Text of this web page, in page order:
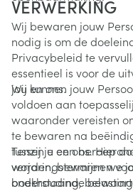
VERWERKING
Wij bewaren jouw
nodig is om de
Privacybeleid te
essentieel is voor de
jou en ons.
Wij kunnen jouw
voldoen aan
waaronder vereisten
te bewaren na
tussen u en ons.
verjaringstermijnen
boekhouding,
Tenzij je een beroep
worden, bewaren we
onderstaande